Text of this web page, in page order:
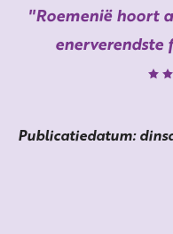
Roemenië hoort
enerverendste
Publicatiedatum: